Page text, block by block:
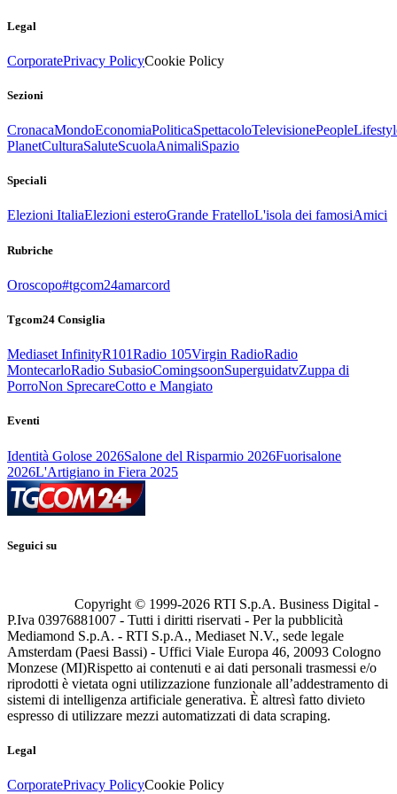
Legal
CorporatePrivacy PolicyCookie Policy
Sezioni
CronacaMondoEconomiaPoliticaSpettacoloTelevisionePeople
PlanetCulturaSaluteScuolaAnimaliSpazio
Speciali
Elezioni ItaliaElezioni esteroGrande FratelloL'isola dei famosiAmici
Rubriche
Oroscopo#tgcom24amarcord
Tgcom24 Consiglia
Mediaset InfinityR101Radio 105Virgin RadioRadio
MontecarloRadio SubasioComingsoonSuperguidatvZuppa di
PorroNon SprecareCotto e Mangiato
Eventi
Identità Golose 2026Salone del Risparmio 2026Fuorisalone
2026L'Artigiano in Fiera 2025
Seguici su
Copyright © 1999-2026 RTI S.p.A. Business Digital -
P.Iva 03976881007 - Tutti i diritti riservati - Per la pubblicità
Mediamond S.p.A. - RTI S.p.A., Mediaset N.V., sede legale
Amsterdam (Paesi Bassi) - Uffici Viale Europa 46, 20093 Cologno
Monzese (MI)Rispetto ai contenuti e ai dati personali trasmessi e/o
riprodotti è vietata ogni utilizzazione funzionale all’addestramento di
sistemi di intelligenza artificiale generativa. È altresì fatto divieto
espresso di utilizzare mezzi automatizzati di data scraping.
Legal
CorporatePrivacy PolicyCookie Policy